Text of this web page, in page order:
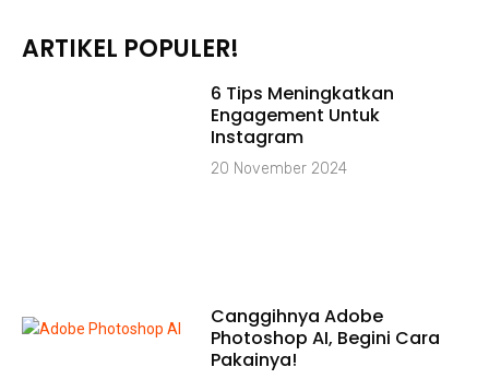
ARTIKEL POPULER!
6 Tips Meningkatkan
Engagement Untuk
Instagram
20 November 2024
Canggihnya Adobe
Photoshop AI, Begini Cara
Pakainya!